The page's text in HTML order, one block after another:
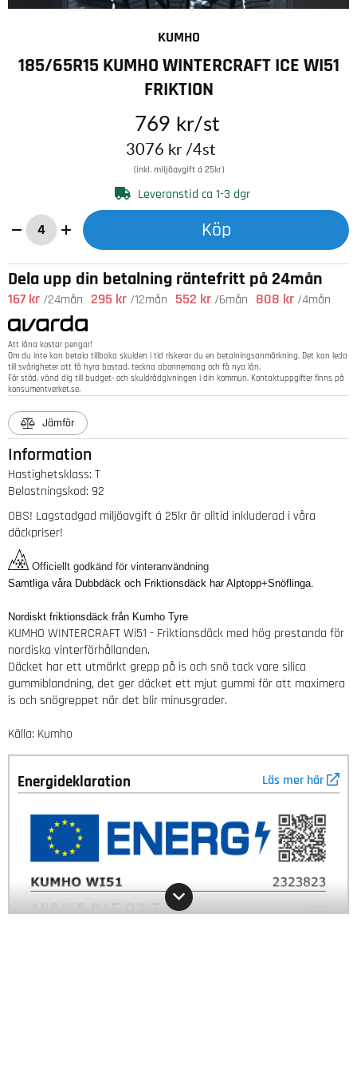
KUMHO
185/65R15 KUMHO WINTERCRAFT ICE WI51
FRIKTION
3076 kr /4st
769 kr/st
(inkl. miljöavgift á 25kr)
Leveranstid ca 1-3 dgr
Köp
Dela upp din betalning räntefritt på 24mån
167 kr /24mån 295 kr /12mån 552 kr /6mån 808 kr /4mån
Att låna kostar pengar!
Om du inte kan betala tillbaka skulden i tid riskerar du en betalningsanmärkning. Det kan leda
till svårigheter att få hyra bostad, teckna abonnemang och få nya lån.
För stöd, vänd dig till budget- och skuldrådgivningen i din kommun. Kontaktuppgifter finns på
konsumentverket.se.
Jämför
Information
Hastighetsklass: T
Belastningskod: 92
OBS! Lagstadgad miljöavgift á 25kr är alltid inkluderad i våra
däckpriser!
Officiellt godkänd för vinteranvändning
Samtliga våra Dubbdäck och Friktionsdäck har Alptopp+Snöflinga.
Nordiskt friktionsdäck från Kumho Tyre
KUMHO WINTERCRAFT Wi51 - Friktionsdäck med hög prestanda för
nordiska vinterförhållanden.
Däcket har ett utmärkt grepp på is och snö tack vare silica
gummiblandning, det ger däcket ett mjut gummi för att maximera
is och snögreppet när det blir minusgrader.
Källa: Kumho
Energideklaration Läs mer här